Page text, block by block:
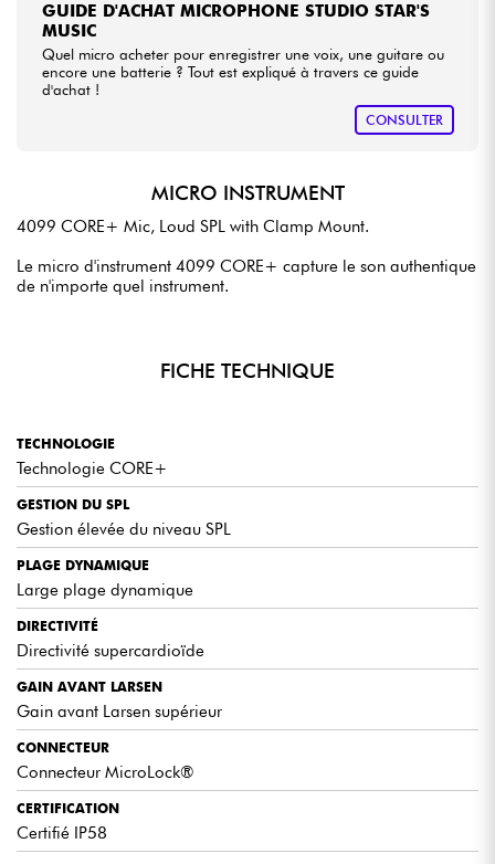
GUIDE D'ACHAT MICROPHONE STUDIO STAR'S
MUSIC
Quel micro acheter pour enregistrer une voix, une guitare ou
encore une batterie ? Tout est expliqué à travers ce guide
d'achat !
CONSULTER
MICRO INSTRUMENT
4099 CORE+ Mic, Loud SPL with Clamp Mount.
Le micro d'instrument 4099 CORE+ capture le son authentique
de n'importe quel instrument.
FICHE TECHNIQUE
TECHNOLOGIE
Technologie CORE+
GESTION DU SPL
Gestion élevée du niveau SPL
PLAGE DYNAMIQUE
Large plage dynamique
DIRECTIVITÉ
Directivité supercardioïde
GAIN AVANT LARSEN
Gain avant Larsen supérieur
CONNECTEUR
Connecteur MicroLock®
CERTIFICATION
Certifié IP58